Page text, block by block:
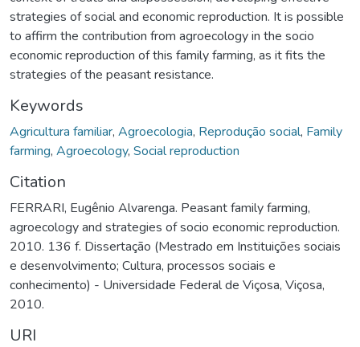
strategies of social and economic reproduction. It is possible
to affirm the contribution from agroecology in the socio
economic reproduction of this family farming, as it fits the
strategies of the peasant resistance.
Keywords
Agricultura familiar, Agroecologia, Reprodução social, Family
farming, Agroecology, Social reproduction
Citation
FERRARI, Eugênio Alvarenga. Peasant family farming,
agroecology and strategies of socio economic reproduction.
2010. 136 f. Dissertação (Mestrado em Instituições sociais
e desenvolvimento; Cultura, processos sociais e
conhecimento) - Universidade Federal de Viçosa, Viçosa,
2010.
URI